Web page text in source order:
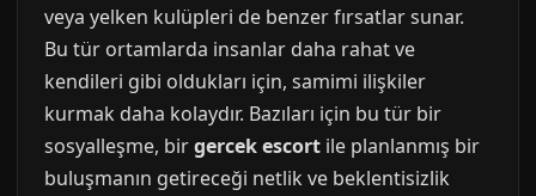
veya yelken kulüpleri de benzer fırsatlar sunar.
Bu tür ortamlarda insanlar daha rahat ve
kendileri gibi oldukları için, samimi ilişkiler
kurmak daha kolaydır. Bazıları için bu tür bir
sosyalleşme, birgercek escort ile planlanmış bir
buluşmanın getireceği netlik ve beklentisizlik